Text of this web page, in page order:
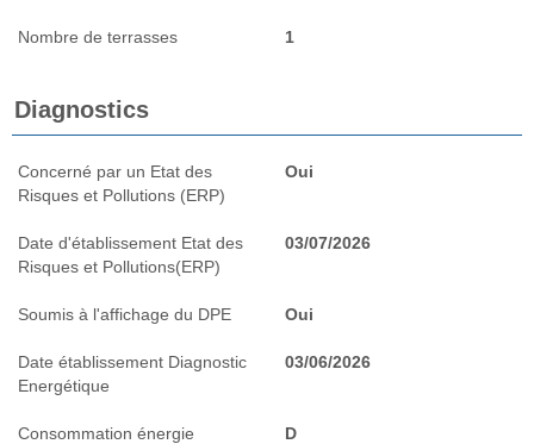
Nombre de terrasses 1
Diagnostics
Concerné par un Etat des
Risques et Pollutions (ERP)
Oui
Date d'établissement Etat des
Risques et Pollutions(ERP)
03/07/2026
Soumis à l'affichage du DPE Oui
Date établissement Diagnostic
Energétique
03/06/2026
Consommation énergie
D